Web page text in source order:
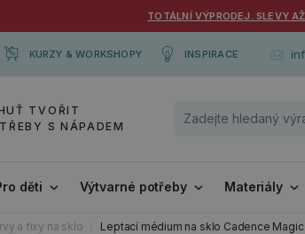
TOTÁLNÍ VÝPRODEJ. SLEVY
KURZY & WORKSHOPY INSPIRACE
TVOŘIT
S NÁPADEM
děti Výtvarné potřeby Materiály
a fixy na sklo Leptací médium na sklo Cadence Magic